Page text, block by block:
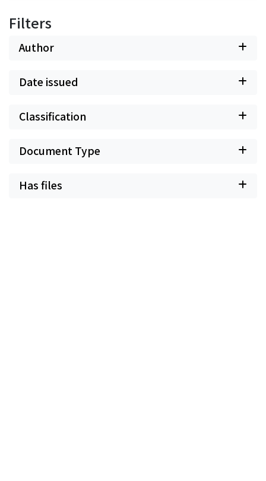
Filters
Author
Date issued
Classification
Document Type
Has files